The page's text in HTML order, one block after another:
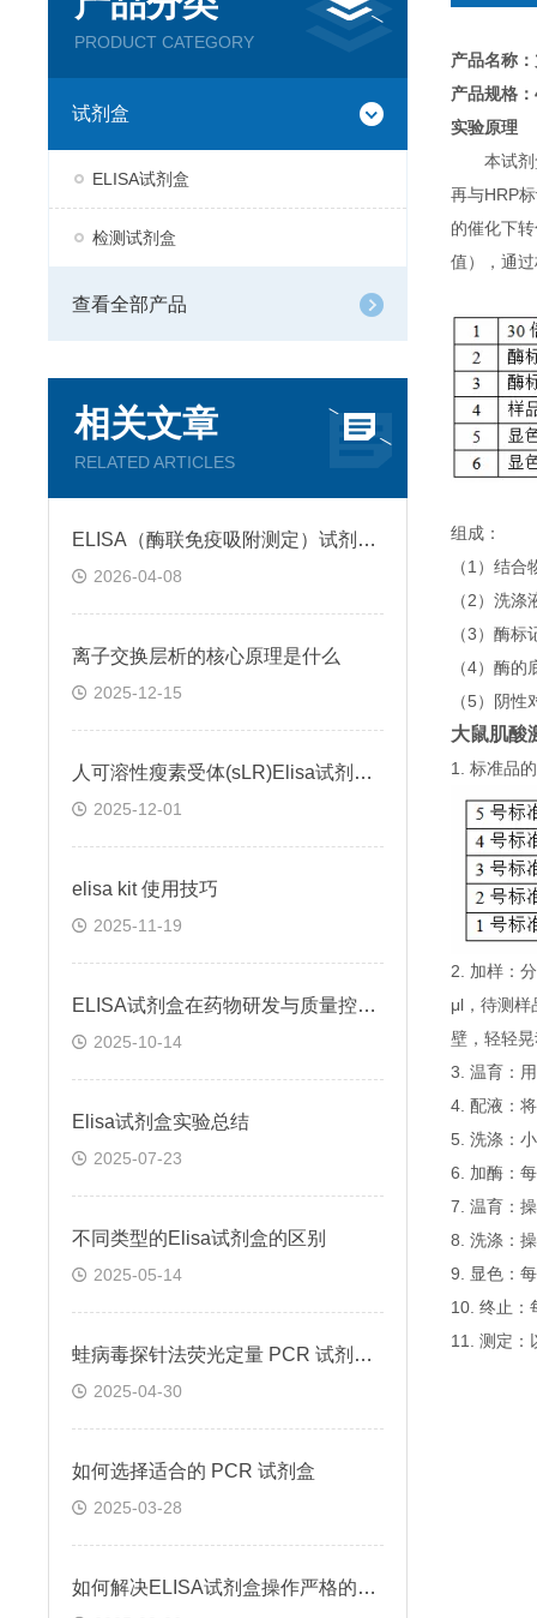
PRODUCT CATEGORY
试剂盒
ELISA试剂盒
检测试剂盒
查看全部产品
相关文章
RELATED ARTICLES
ELISA（酶联免疫吸附测定）试剂盒原理类型检测方法
2026-04-08
离子交换层析的核心原理是什么
2025-12-15
人可溶性瘦素受体(sLR)Elisa试剂盒可溶性受体的作用
2025-12-01
elisa kit 使用技巧
2025-11-19
ELISA试剂盒在药物研发与质量控制中的应用实践
2025-10-14
Elisa试剂盒实验总结
2025-07-23
不同类型的Elisa试剂盒的区别
2025-05-14
蛙病毒探针法荧光定量 PCR 试剂盒定量定性检测
2025-04-30
如何选择适合的 PCR 试剂盒
2025-03-28
如何解决ELISA试剂盒操作严格的问题
产品名称：
产品规格
实验原理
本试
再与HRP
的催化下
值），通
组成：
（1）结
（2）洗
（3）酶
（4）酶的
（5）阴
大鼠肌酸
1. 标准品
2. 加样：
μl，待测样
壁，轻轻
3. 温育：
4. 配液：
5. 洗涤：
6. 加酶：
7. 温育：
8. 洗涤：
9. 显色：
10. 终止：
11. 测定：